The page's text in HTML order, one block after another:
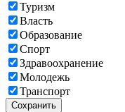
Туризм
Власть
Образование
Спорт
Здравоохранение
Молодежь
Транспорт
Сохранить